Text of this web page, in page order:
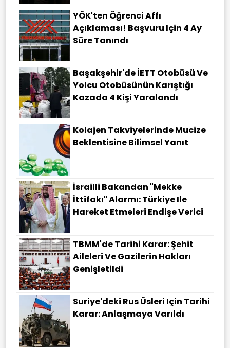
YÖK'ten Öğrenci Affı
Açıklaması! Başvuru Için 4 Ay
Süre Tanındı
Başakşehir'de İETT Otobüsü Ve
Yolcu Otobüsünün Karıştığı
Kazada 4 Kişi Yaralandı
Kolajen Takviyelerinde Mucize
Beklentisine Bilimsel Yanıt
İsrailli Bakandan "Mekke
İttifakı" Alarmı: Türkiye Ile
Hareket Etmeleri Endişe Verici
TBMM'de Tarihi Karar: Şehit
Aileleri Ve Gazilerin Hakları
Genişletildi
Suriye'deki Rus Üsleri Için Tarihi
Karar: Anlaşmaya Varıldı